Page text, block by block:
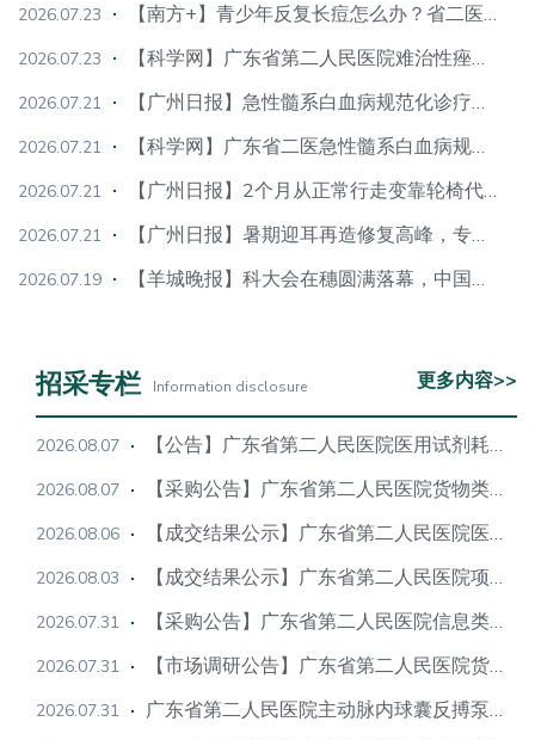
2026.07.23 【南方+】青少年反复长痘怎么办？省二医成立难治性痤疮诊疗中心
2026.07.23 【科学网】广东省第二人民医院难治性痤疮诊疗中心揭牌
2026.07.21 【广州日报】急性髓系白血病规范化诊疗中心在广东省第二人民医院正式挂牌
2026.07.21 【科学网】广东省二医急性髓系白血病规范化诊疗中心挂牌
2026.07.21 【广州日报】2个月从正常行走变靠轮椅代步，专家提醒四大危险信号
2026.07.21 【广州日报】暑期迎耳再造修复高峰，专项基金为困难家庭减免手术费
2026.07.19 【羊城晚报】科大会在穗圆满落幕，中国标准领跑全球
招采专栏 Information disclosure 更多内容>>
2026.08.07 【公告】广东省第二人民医院医用试剂耗材采购技术论证市场调研公告（第3次）
2026.08.07 【采购公告】广东省第二人民医院货物类项目技术论证及采购公告
2026.08.06 【成交结果公示】广东省第二人民医院医疗设备类项目成交结果公示
2026.08.03 【成交结果公示】广东省第二人民医院项目成交结果公示
2026.07.31 【采购公告】广东省第二人民医院信息类采购项目技术论证及采购公告（二次）
2026.07.31 【市场调研公告】广东省第二人民医院货物类项目技术论证及市场调研公告
2026.07.31 广东省第二人民医院主动脉内球囊反搏泵采购项目公开招标公告